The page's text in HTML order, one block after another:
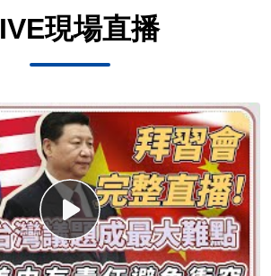
現場直播